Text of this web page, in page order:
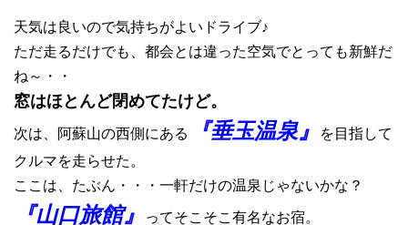
天気は良いので気持ちがよいドライブ♪
ただ走るだけでも、都会とは違った空気でとっても新鮮だ
ね～・・
窓はほとんど閉めてたけど。
次は、阿蘇山の西側にある 『垂玉温泉』
を目指して
クルマを走らせた。
ここは、たぶん・・・一軒だけの温泉じゃないかな？
『山口旅館』
ってそこそこ有名なお宿。